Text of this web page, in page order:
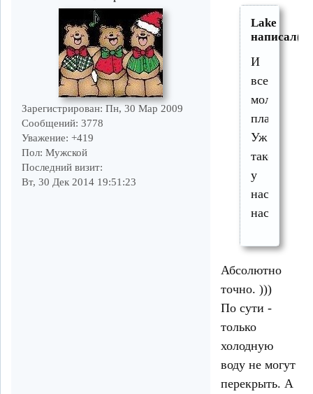
Зарегистрирован: Пн, 30 Мар 2009
Сообщений: 3778
Уважение: +419
Пол: Мужской
Последний визит:
Вт, 30 Дек 2014 19:51:23
Lake
И
все
молча
платили.
Уж
такое
у
нас
Абсолютно
точно. )))
По сути -
только
холодную
воду не могут
перекрыть. А